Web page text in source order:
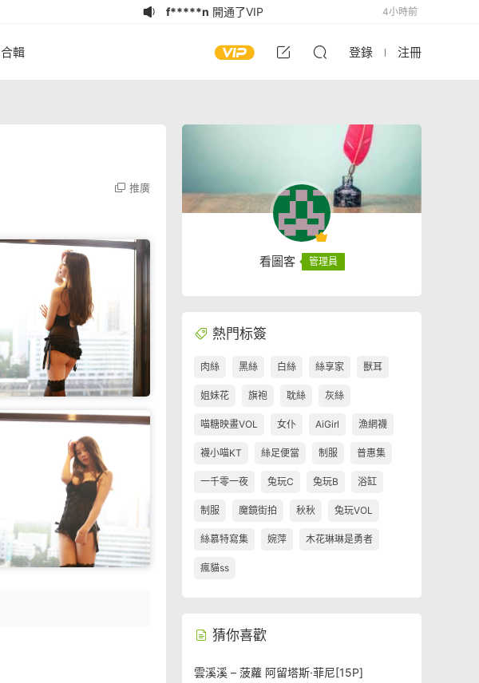
合輯 登錄 注冊
f*****n 開通了VIP 4小時前
加入了本站 4小時前
t****0
簽到打卡，獲得1金币獎
a******9 簽到打卡，獲得2金币獎勵 6小時前
簽到打卡，獲得1金币獎勵
推廣
看圖客 管理員
熱門标簽
肉絲 黑絲 白絲 絲享家 獸耳
姐妹花 旗袍 耽絲 灰絲
喵糖映畫VOL 女仆 AiGirl 漁網襪
襪小喵KT 絲足便當 制服 普惠集
一千零一夜 兔玩C 兔玩B 浴缸
制服 魔鏡街拍 秋秋 兔玩VOL
絲慕特寫集 婉萍 木花琳琳是勇者
瘋貓ss
猜你喜歡
雲溪溪 – 菠蘿 阿留塔斯·菲尼[15P]